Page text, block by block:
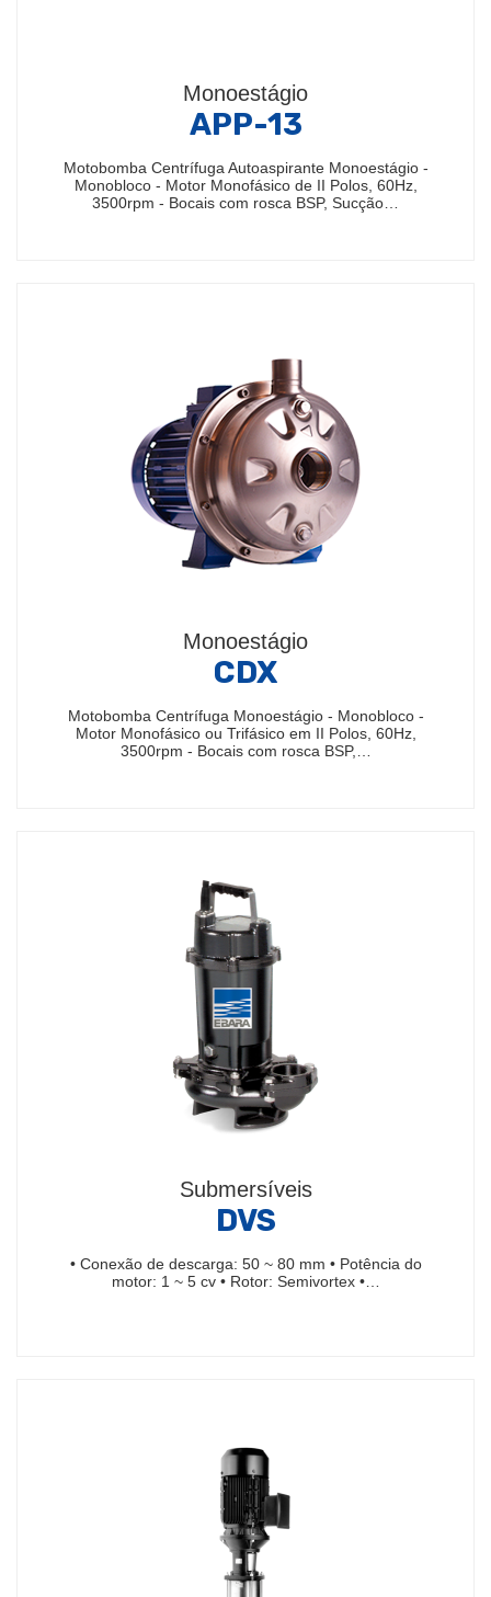
Monoestágio
APP-13
Motobomba Centrífuga Autoaspirante Monoestágio -
Monobloco - Motor Monofásico de II Polos, 60Hz,
3500rpm - Bocais com rosca BSP, Sucção…
Monoestágio
CDX
Motobomba Centrífuga Monoestágio - Monobloco -
Motor Monofásico ou Trifásico em II Polos, 60Hz,
3500rpm - Bocais com rosca BSP,…
Submersíveis
DVS
• Conexão de descarga: 50 ~ 80 mm • Potência do
motor: 1 ~ 5 cv • Rotor: Semivortex •…